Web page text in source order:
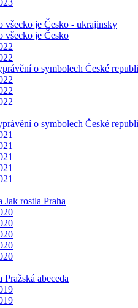
všecko je Česko - ukrajinsky
všecko je Česko
o symbolech České
o symbolech České
Jak rostla Praha
abeceda